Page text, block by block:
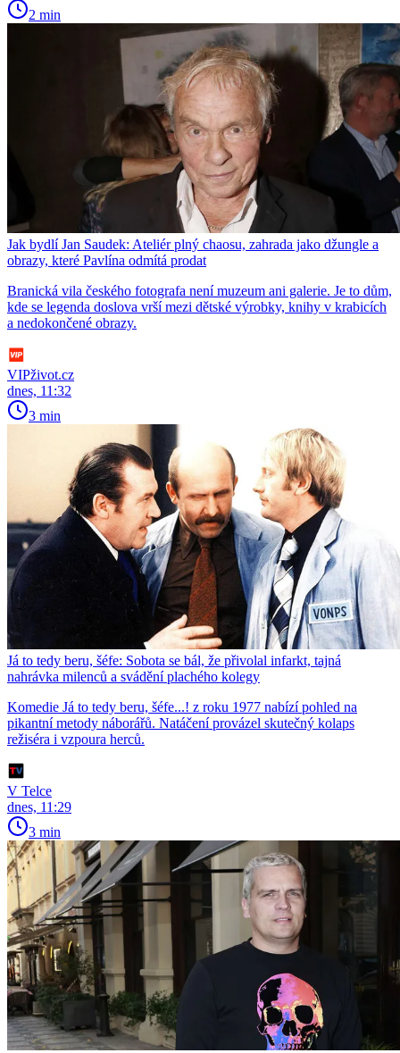
2 min
Jak bydlí Jan Saudek: Ateliér plný chaosu, zahrada jako džungle a
obrazy, které Pavlína odmítá prodat
Branická vila českého fotografa není muzeum ani galerie. Je to dům,
kde se legenda doslova vrší mezi dětské výrobky, knihy v krabicích
a nedokončené obrazy.
VIPživot.cz
dnes, 11:32
3 min
Já to tedy beru, šéfe: Sobota se bál, že přivolal infarkt, tajná
nahrávka milenců a svádění plachého kolegy
Komedie Já to tedy beru, šéfe...! z roku 1977 nabízí pohled na
pikantní metody náborářů. Natáčení provázel skutečný kolaps
režiséra i vzpoura herců.
V Telce
dnes, 11:29
3 min